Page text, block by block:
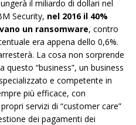
il miliardo di dollari nel
Security, nel 2016 il 40%
un ransomware, contro
era appena dello 0,6%.
La cosa non sorprende
questo “business”, un business
e competente in
più efficace, con
servizi di “customer care”
dei pagamenti dei